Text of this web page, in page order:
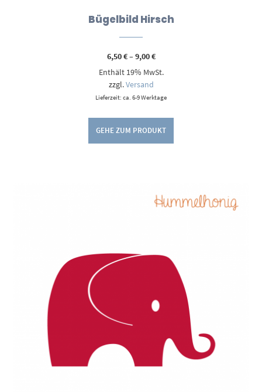
Bügelbild Hirsch
6,50€–9,00€Preisspanne:
bis
Enthält 19% MwSt.
zzgl.Versand
Lieferzeit: ca. 6-9 Werktage
GEHE ZUM PRODUKT